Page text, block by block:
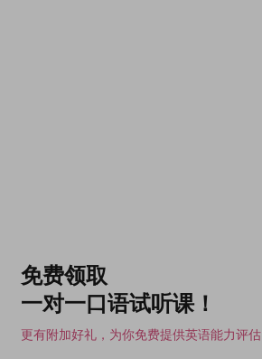
免费领取
一对一口语试听课！
更有附加好礼，为你免费提供英语能力评估